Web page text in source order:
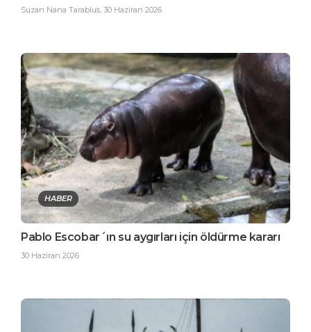
Suzan Nana Tarablus, 30 Haziran 2026
HABER
Pablo Escobar´ın su aygırları için öldürme kararı
30 Haziran 2026